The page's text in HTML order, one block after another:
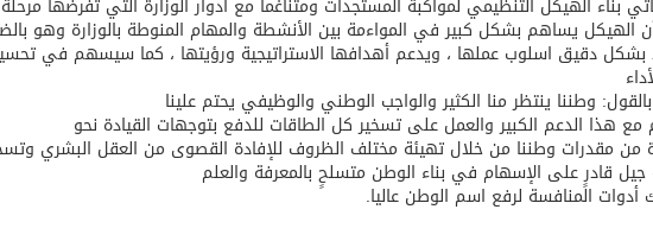
بناء الهيكل التنظيمي لمواكبة المستجدات ومتناغما مع أدوار الوزارة التي تفرضها
الهيكل يساهم بشكل كبير في المواءمة بين الأنشطة والمهام المنوطة بالوزارة وهو
بشكل دقيق اسلوب عملها ، ويدعم أهدافها الاستراتيجية ورؤيتها ، كما سيسهم في
وطننا ينتظر منا الكثير والواجب الوطني والوظيفي يحتم علينا
مع هذا الدعم الكبير والعمل على تسخير كل الطاقات للدفع بتوجهات القيادة نحو
من مقدرات وطننا من خلال تهيئة مختلف الظروف للإفادة القصوى من العقل البشري
قادرٍ على الإسهام في بناء الوطن متسلحٍ بالمعرفة والعلم
أدوات المنافسة لرفع اسم الوطن عاليا.